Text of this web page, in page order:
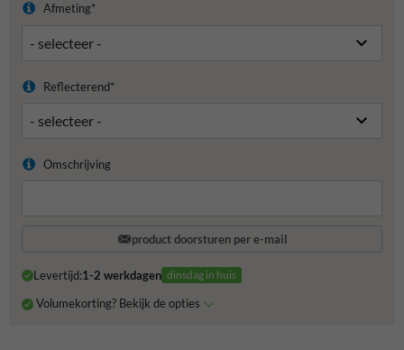
Afmeting*
Reflecterend*
Omschrijving
product doorsturen per e-mail
Levertijd:1-2 werkdagen dinsdag in huis
Volumekorting? Bekijk de opties